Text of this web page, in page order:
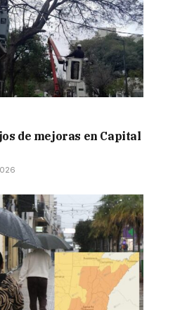
de mejoras en Capital